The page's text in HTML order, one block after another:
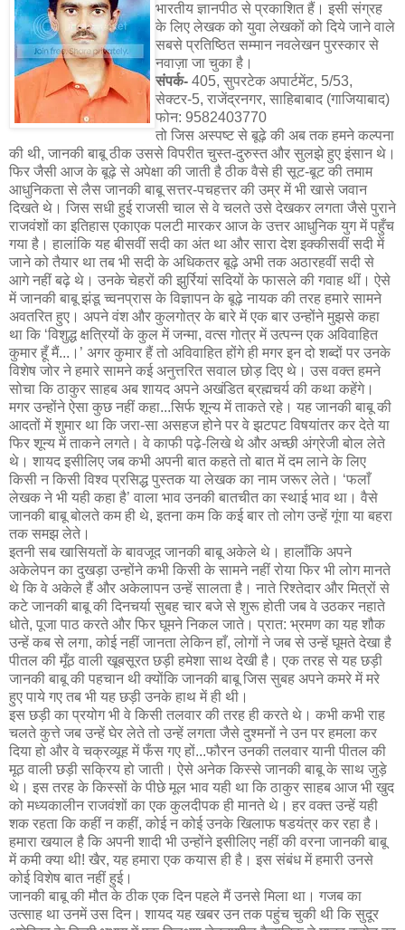
भारतीय ज्ञानपीठ से प्रकाशित हैं। इसी संग्रह
के लिए लेखक को युवा लेखकों को दिये जाने वाले
सबसे प्रतिष्ठित सम्मान नवलेखन पुरस्कार से
नवाज़ा जा चुका है।
संपर्क- 405, सुपरटेक अपार्टमेंट, 5/53,
सेक्टर-5, राजेंद्रनगर, साहिबाबाद (गाजियाबाद)
फोन: 9582403770
तो जिस अस्पष्ट से बूढ़े की अब तक हमने कल्पना
की थी, जानकी बाबू ठीक उससे विपरीत चुस्त-दुरुस्त और सुलझे हुए इंसान थे।
फिर जैसी आज के बूढ़े से अपेक्षा की जाती है ठीक वैसे ही सूट-बूट की तमाम
आधुनिकता से लैस जानकी बाबू सत्तर-पचहत्तर की उम्र में भी खासे जवान
दिखते थे। जिस सधी हुई राजसी चाल से वे चलते उसे देखकर लगता जैसे पुराने
राजवंशों का इतिहास एकाएक पलटी मारकर आज के उत्तर आधुनिक युग में पहुँच
गया है। हालांकि यह बीसवीं सदी का अंत था और सारा देश इक्कीसवीं सदी में
जाने को तैयार था तब भी सदी के अधिकतर बूढ़े अभी तक अठारहवीं सदी से
आगे नहीं बढ़े थे। उनके चेहरों की झुर्रियां सदियों के फासले की गवाह थीं। ऐसे
में जानकी बाबू झंडू च्वनप्रास के विज्ञापन के बूढ़े नायक की तरह हमारे सामने
अवतरित हुए। अपने वंश और कुलगोत्र के बारे में एक बार उन्होंने मुझसे कहा
था कि ‘विशुद्ध क्षत्रियों के कुल में जन्मा, वत्स गोत्र में उत्पन्न एक अविवाहित
कुमार हूँ मैं...।’ अगर कुमार हैं तो अविवाहित होंगे ही मगर इन दो शब्दों पर उनके
विशेष जोर ने हमारे सामने कई अनुत्तरित सवाल छोड़ दिए थे। उस वक्त हमने
सोचा कि ठाकुर साहब अब शायद अपने अखंडित ब्रह्मचर्य की कथा कहेंगे।
मगर उन्होंने ऐसा कुछ नहीं कहा...सिर्फ शून्य में ताकते रहे। यह जानकी बाबू की
आदतों में शुमार था कि जरा-सा असहज होने पर वे झटपट विषयांतर कर देते या
फिर शून्य में ताकने लगते। वे काफी पढ़े-लिखे थे और अच्छी अंग्रेजी बोल लेते
थे। शायद इसीलिए जब कभी अपनी बात कहते तो बात में दम लाने के लिए
किसी न किसी विश्व प्रसिद्ध पुस्तक या लेखक का नाम जरूर लेते। ‘फलाँ
लेखक ने भी यही कहा है’ वाला भाव उनकी बातचीत का स्थाई भाव था। वैसे
जानकी बाबू बोलते कम ही थे, इतना कम कि कई बार तो लोग उन्हें गूंगा या बहरा
तक समझ लेते।
इतनी सब खासियतों के बावजूद जानकी बाबू अकेले थे। हालाँकि अपने
अकेलेपन का दुखड़ा उन्होंने कभी किसी के सामने नहीं रोया फिर भी लोग मानते
थे कि वे अकेले हैं और अकेलापन उन्हें सालता है। नाते रिश्तेदार और मित्रों से
कटे जानकी बाबू की दिनचर्या सुबह चार बजे से शुरू होती जब वे उठकर नहाते
धोते, पूजा पाठ करते और फिर घूमने निकल जाते। प्रात: भ्रमण का यह शौक
उन्हें कब से लगा, कोई नहीं जानता लेकिन हाँ, लोगों ने जब से उन्हें घूमते देखा है
पीतल की मूँठ वाली खूबसूरत छड़ी हमेशा साथ देखी है। एक तरह से यह छड़ी
जानकी बाबू की पहचान थी क्योंकि जानकी बाबू जिस सुबह अपने कमरे में मरे
हुए पाये गए तब भी यह छड़ी उनके हाथ में ही थी।
इस छड़ी का प्रयोग भी वे किसी तलवार की तरह ही करते थे। कभी कभी राह
चलते कुत्ते जब उन्हें घेर लेते तो उन्हें लगता जैसे दुश्मनों ने उन पर हमला कर
दिया हो और वे चक्रव्यूह में फँस गए हों...फौरन उनकी तलवार यानी पीतल की
मूठ वाली छड़ी सक्रिय हो जाती। ऐसे अनेक किस्से जानकी बाबू के साथ जुड़े
थे। इस तरह के किस्सों के पीछे मूल भाव यही था कि ठाकुर साहब आज भी खुद
को मध्यकालीन राजवंशों का एक कुलदीपक ही मानते थे। हर वक्त उन्हें यही
शक रहता कि कहीं न कहीं, कोई न कोई उनके खिलाफ षडयंत्र कर रहा है।
हमारा खयाल है कि अपनी शादी भी उन्होंने इसीलिए नहीं की वरना जानकी बाबू
में कमी क्या थी! खैर, यह हमारा एक कयास ही है। इस संबंध में हमारी उनसे
कोई विशेष बात नहीं हुई।
जानकी बाबू की मौत के ठीक एक दिन पहले मैं उनसे मिला था। गजब का
उत्साह था उनमें उस दिन। शायद यह खबर उन तक पहुंच चुकी थी कि सुदूर